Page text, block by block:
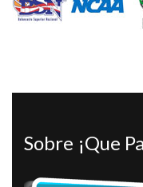
Sobre ¡Que